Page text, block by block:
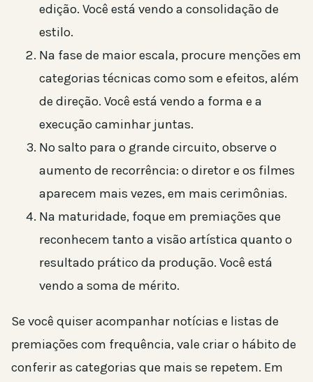
edição. Você está vendo a consolidação de
estilo.
Na fase de maior escala, procure menções em
categorias técnicas como som e efeitos, além
de direção. Você está vendo a forma e a
execução caminhar juntas.
No salto para o grande circuito, observe o
aumento de recorrência: o diretor e os filmes
aparecem mais vezes, em mais cerimônias.
Na maturidade, foque em premiações que
reconhecem tanto a visão artística quanto o
resultado prático da produção. Você está
vendo a soma de mérito.
Se você quiser acompanhar notícias e listas de
premiações com frequência, vale criar o hábito de
conferir as categorias que mais se repetem. Em